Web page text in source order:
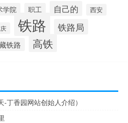
学院 职工 自己的 西安
铁路 铁路局
铁路 高铁
丁香园网站创始人介绍）